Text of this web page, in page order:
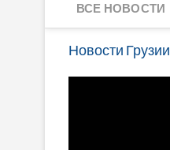
ВСЕ НОВОСТИ
Новости Грузии